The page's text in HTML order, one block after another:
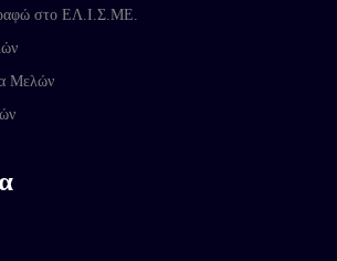
στο ΕΛ.Ι.Σ.ΜΕ.
Μελών